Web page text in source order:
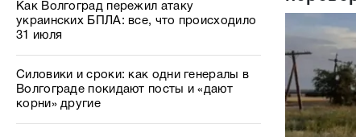
Как Волгоград пережил атаку
украинских БПЛА: все, что происходило
31 июля
Силовики и сроки: как одни генералы в
Волгограде покидают посты и «дают
корни» другие